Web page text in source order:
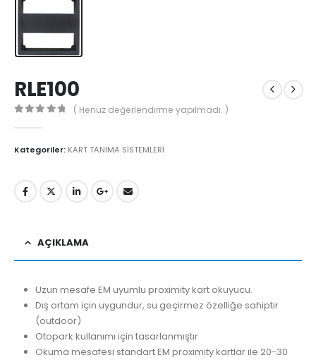
RLE100
( Henüz değerlendirme yapılmadı. )
Kategoriler: KART TANIMA SİSTEMLERİ
AÇIKLAMA
Uzun mesafe EM uyumlu proximity kart okuyucu.
Dış ortam için uygundur, su geçirmez özelliğe sahiptir
(outdoor)
Otopark kullanımı için tasarlanmıştır
Okuma mesafesi standart EM proximity kartlar ile 20-30